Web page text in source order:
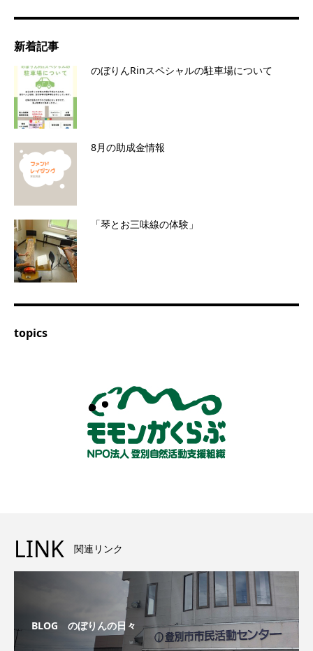
新着記事
のぼりんRinスペシャルの駐車場について
8月の助成金情報
「琴とお三味線の体験」
topics
LINK 関連リンク
BLOG のぼりんの日々